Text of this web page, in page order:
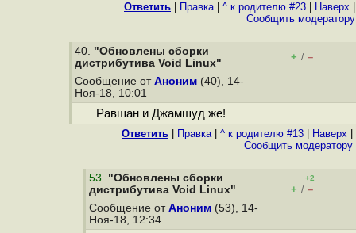
Ответить Правка| ^ к родителю #23 Наверх
Cообщить модератору
40. "Обновлены сборки
дистрибутива Void Linux"
+ / –
Сообщение от Аноним (40), 14-
Ноя-18, 10:01
Равшан и Джамшуд же!
Ответить Правка| ^ к родителю #13 Наверх
Cообщить модератору
53. "Обновлены сборки
дистрибутива Void Linux"
+2
+ / –
Сообщение от Аноним (53), 14-
Ноя-18, 12:34